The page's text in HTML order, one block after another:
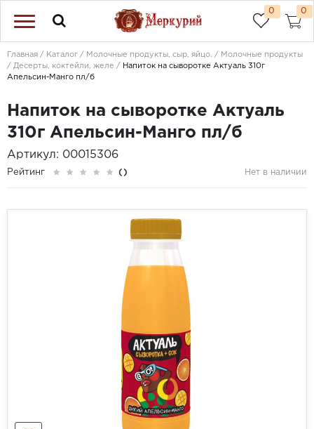
0 0
Главная Каталог Молочные продукты, сыр, яйцо.
Молочные продукты
Десерты, коктейли, желе
Напиток на сыворотке Актуаль 310г
Апельсин-Манго пл/б
Напиток на сыворотке Актуаль
310г Апельсин-Манго пл/б
Артикул: 00015306
Рейтинг () Нет в наличии